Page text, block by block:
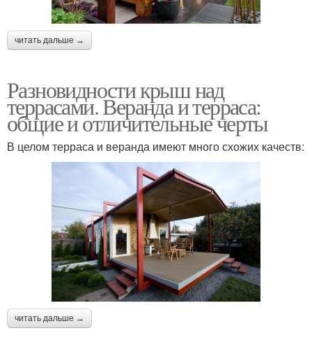
читать дальше →
Разновидности крыш над
террасами. Веранда и терраса:
общие и отличительные черты
В целом терраса и веранда имеют много схожих качеств:
читать дальше →